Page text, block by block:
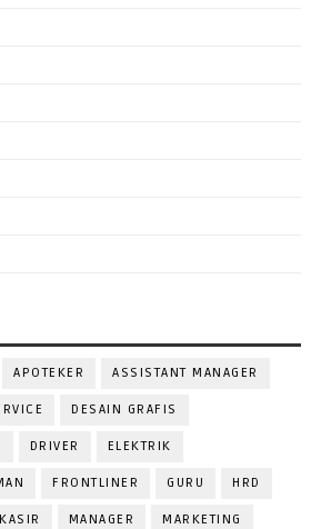
APOTEKER ASSISTANT MANAGER
DESAIN GRAFIS
DRIVER ELEKTRIK
FRONTLINER GURU HRD
KASIR MANAGER MARKETING